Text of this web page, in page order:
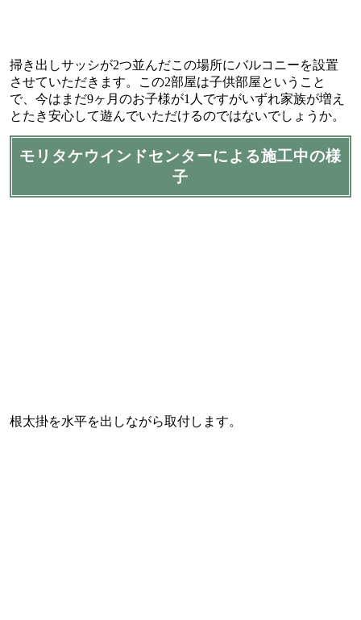
掃き出しサッシが2つ並んだこの場所にバルコニーを設置
させていただきます。この2部屋は子供部屋ということ
で、今はまだ9ヶ月のお子様が1人ですがいずれ家族が増え
とたき安心して遊んでいただけるのではないでしょうか。
モリタケウインドセンターによる施工中の様
子
根太掛を水平を出しながら取付します。